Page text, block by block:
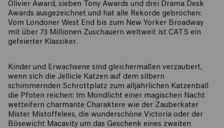
Olivier Award, sieben Tony Awards und drei Drama Desk
Awards ausgezeichnet und hat alle Rekorde gebrochen:
Vom Londoner West End bis zum New Yorker Broadway
mit über 73 Millionen Zuschauern weltweit ist CATS ein
gefeierter Klassiker.
Kinder und Erwachsene sind gleichermaßen verzaubert,
wenn sich die Jellicle Katzen auf dem silbern
schimmernden Schrottplatz zum alljährlichen Katzenball
die Pfoten reichen: Im Mondlicht einer magischen Nacht
wetteifern charmante Charaktere wie der Zauberkater
Mister Mistoffelees, die wunderschöne Victoria oder der
Bösewicht Macavity um das Geschenk eines zweiten